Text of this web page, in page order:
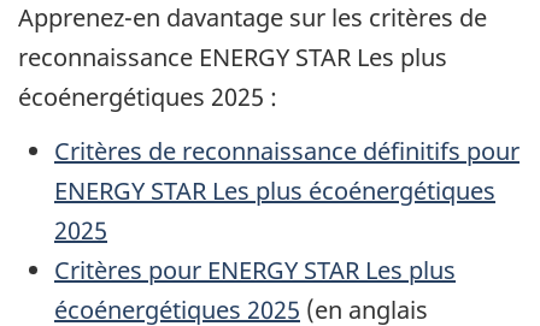
Apprenez-en davantage sur les critères de
reconnaissance ENERGY STAR Les plus
écoénergétiques 2025 :
Critères de reconnaissance définitifs pour
ENERGY STAR Les plus écoénergétiques
2025
Critères pour ENERGY STAR Les plus
écoénergétiques 2025 (en anglais